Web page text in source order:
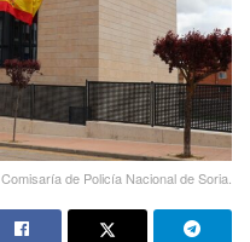
Comisaría de Policía Nacional de Soria.